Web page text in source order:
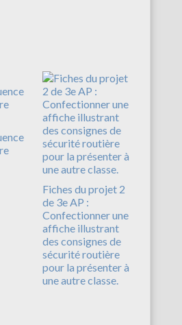
Fiches du projet 2
de 3e AP :
Confectionner une
affiche illustrant
des consignes de
sécurité routière
pour la présenter à
une autre classe.